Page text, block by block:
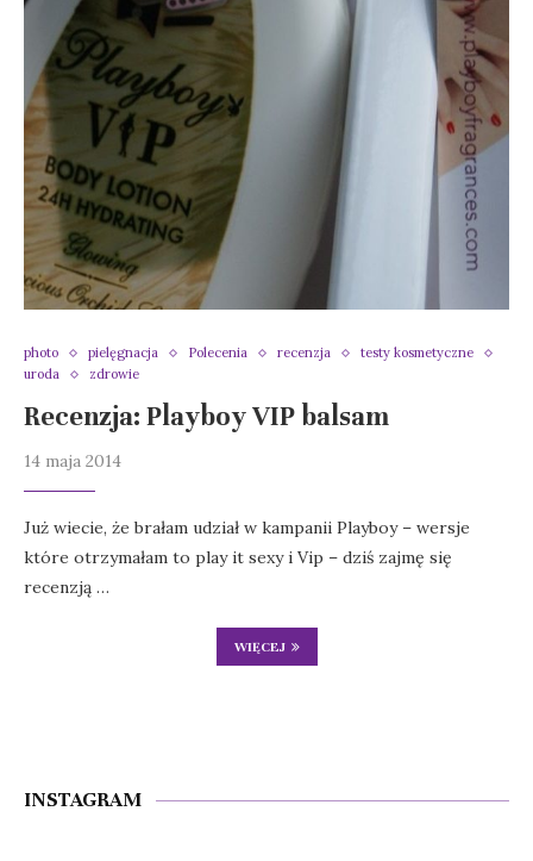
photo pielęgnacja Polecenia recenzja
testy kosmetyczne
uroda
zdrowie
Recenzja: Playboy VIP balsam
14 maja 2014
Już wiecie, że brałam udział w kampanii Playboy – wersje
które otrzymałam to play it sexy i Vip – dziś zajmę się
recenzją …
WIĘCEJ
INSTAGRAM